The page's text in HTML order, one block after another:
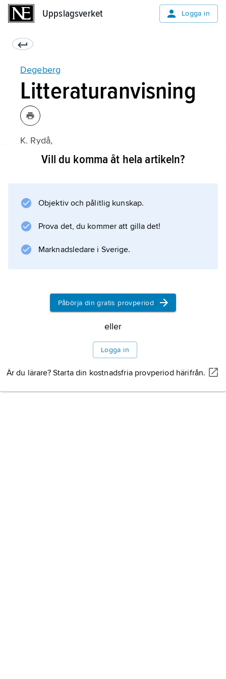
Uppslagsverket Logga in
Degeberg
Litteraturanvisning
K. Rydå,
Boken och plogen
Vill du komma åt hela artikeln?
Objektiv och pålitlig kunskap.
Prova det, du kommer att gilla det!
Marknadsledare i Sverige.
Påbörja din gratis provperiod
eller
Logga in
Är du lärare? Starta din kostnadsfria provperiod härifrån.